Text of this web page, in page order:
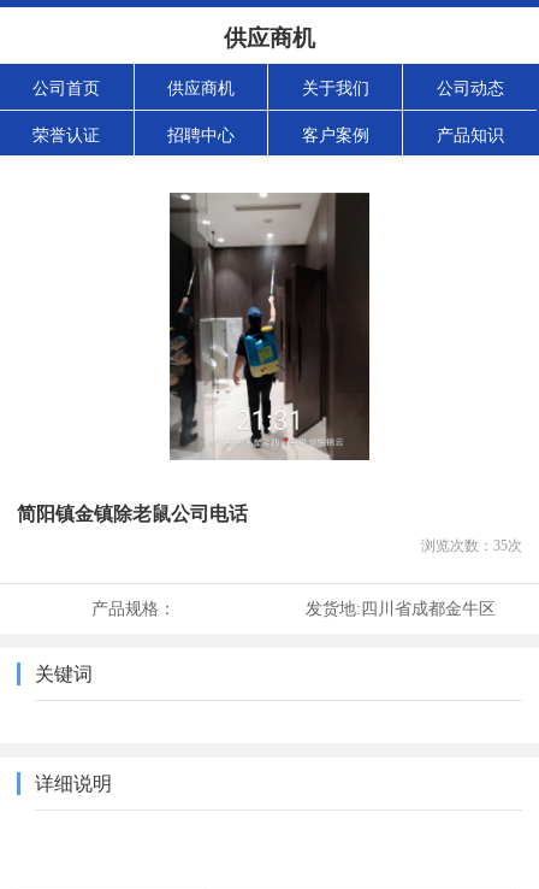
供应商机
公司首页 供应商机 关于我们 公司动态
荣誉认证 招聘中心 客户案例 产品知识
简阳镇金镇除老鼠公司电话
浏览次数： 35次
产品规格： 发货地:四川省成都金牛区
关键词
详细说明